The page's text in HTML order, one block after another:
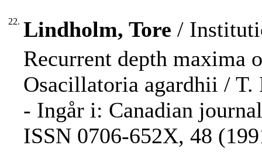
22. Lindholm, Tore /
Recurrent depth maxima
Osacillatoria agardhii /
- Ingår i: Canadian
ISSN 0706-652X, 48